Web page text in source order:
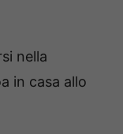
nella
in casa allo